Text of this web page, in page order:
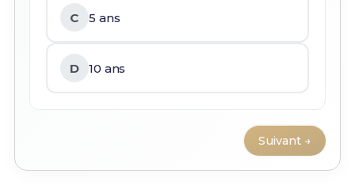
C 5 ans
D 10 ans
Suivant →